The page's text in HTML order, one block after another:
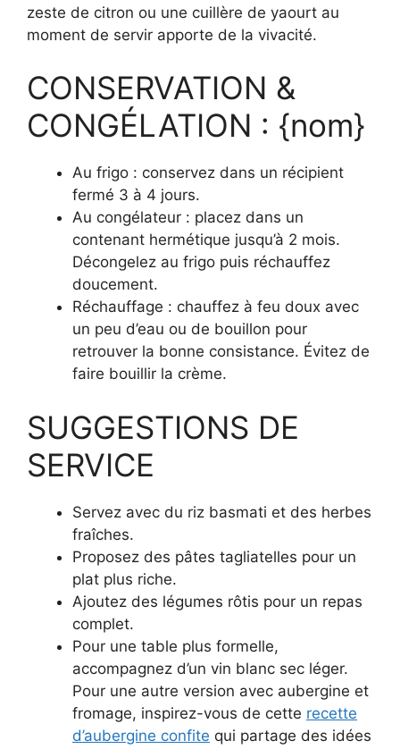
zeste de citron ou une cuillère de yaourt au
moment de servir apporte de la vivacité.
CONSERVATION &
CONGÉLATION : {nom}
Au frigo : conservez dans un récipient
fermé 3 à 4 jours.
Au congélateur : placez dans un
contenant hermétique jusqu’à 2 mois.
Décongelez au frigo puis réchauffez
doucement.
Réchauffage : chauffez à feu doux avec
un peu d’eau ou de bouillon pour
retrouver la bonne consistance. Évitez de
faire bouillir la crème.
SUGGESTIONS DE
SERVICE
Servez avec du riz basmati et des herbes
fraîches.
Proposez des pâtes tagliatelles pour un
plat plus riche.
Ajoutez des légumes rôtis pour un repas
complet.
Pour une table plus formelle,
accompagnez d’un vin blanc sec léger.
Pour une autre version avec aubergine et
fromage, inspirez-vous de cette recette
d’aubergine confite qui partage des idées